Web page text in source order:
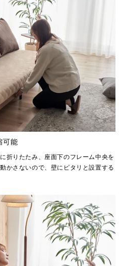
可能
折りたたみ、座面下のフレーム中央を
かさないので、壁にピタリと設置する